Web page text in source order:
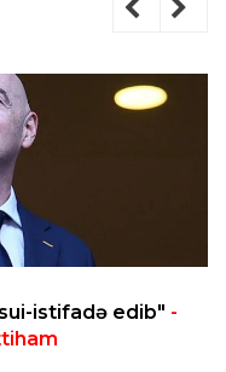
istifadə edib" -